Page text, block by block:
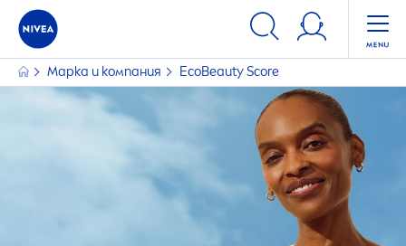
Марка и компания EcoBeautyScore